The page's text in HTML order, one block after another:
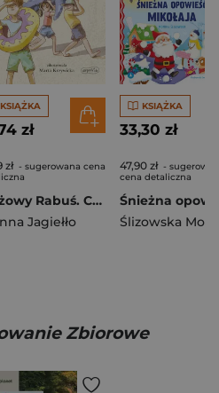
KSIĄŻKA
zł
zł - sugerowana cena
Plażowy Rabuś. Czytam sobie. Poziom 3
Jagiełło
KSIĄŻKA
33,30 zł
47,90 zł -
cena detaliczna
Ślizowska
Zbiorowe